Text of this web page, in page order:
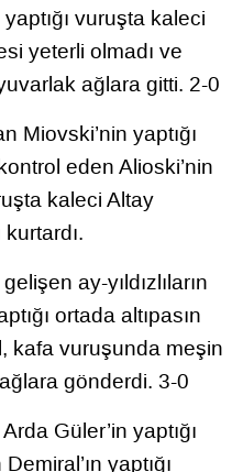
vuruşta kaleci
yeterli olmadı ve
ağlara gitti. 2-0
Miovski’nin yaptığı
eden Alioski’nin
kaleci Altay
ay-yıldızlıların
ortada altıpasın
kafa vuruşunda meşin
gönderdi. 3-0
Güler’in yaptığı
yaptığı